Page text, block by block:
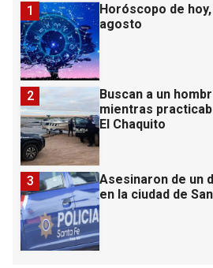
Horóscopo de
agosto
1
Buscan a un
mientras
El Chaquito
2
Asesinaron de un
en la ciudad de
3